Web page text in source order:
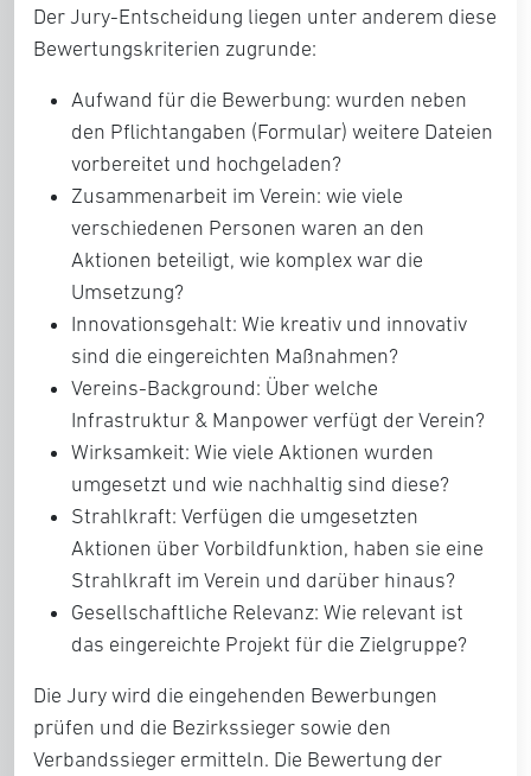
Der Jury-Entscheidung liegen unter anderem diese
Bewertungskriterien zugrunde:
Aufwand für die Bewerbung: wurden neben
den Pflichtangaben (Formular) weitere Dateien
vorbereitet und hochgeladen?
Zusammenarbeit im Verein: wie viele
verschiedenen Personen waren an den
Aktionen beteiligt, wie komplex war die
Umsetzung?
Innovationsgehalt: Wie kreativ und innovativ
sind die eingereichten Maßnahmen?
Vereins-Background: Über welche
Infrastruktur & Manpower verfügt der Verein?
Wirksamkeit: Wie viele Aktionen wurden
umgesetzt und wie nachhaltig sind diese?
Strahlkraft: Verfügen die umgesetzten
Aktionen über Vorbildfunktion, haben sie eine
Strahlkraft im Verein und darüber hinaus?
Gesellschaftliche Relevanz: Wie relevant ist
das eingereichte Projekt für die Zielgruppe?
Die Jury wird die eingehenden Bewerbungen
prüfen und die Bezirkssieger sowie den
Verbandssieger ermitteln. Die Bewertung der